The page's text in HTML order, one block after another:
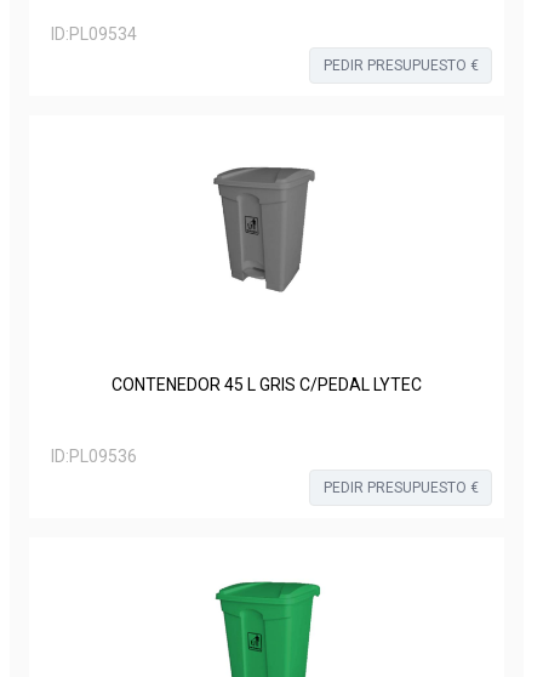
ID:PL09534
PEDIR PRESUPUESTO €
CONTENEDOR 45 L GRIS C/PEDAL LYTEC
ID:PL09536
PEDIR PRESUPUESTO €